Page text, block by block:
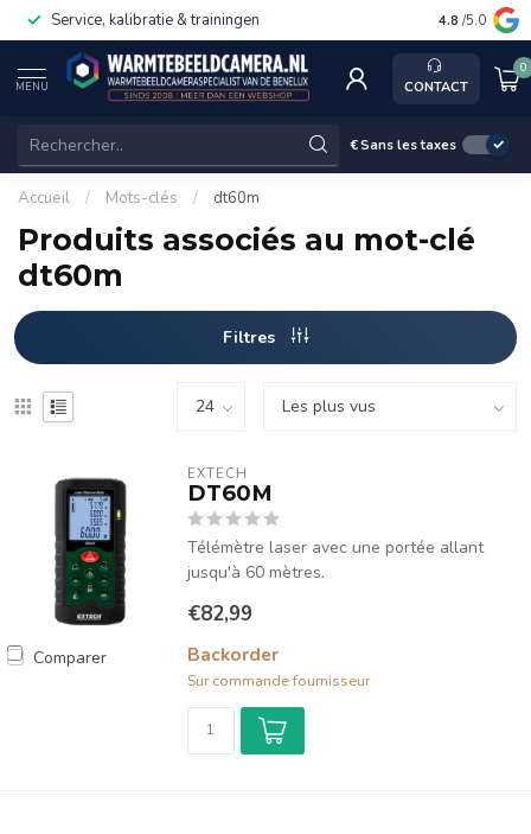
Service, kalibratie & trainingen 4.8 /5.0
MENU CONTACT
0
€Sans les taxes
Accueil / Mots-clés / dt60m
Produits associés au mot-clé
dt60m
Filtres
Comparer
EXTECH
DT60M
Télémètre laser avec une portée allant
jusqu'à 60 mètres.
€82,99
Backorder
Sur commande fournisseur